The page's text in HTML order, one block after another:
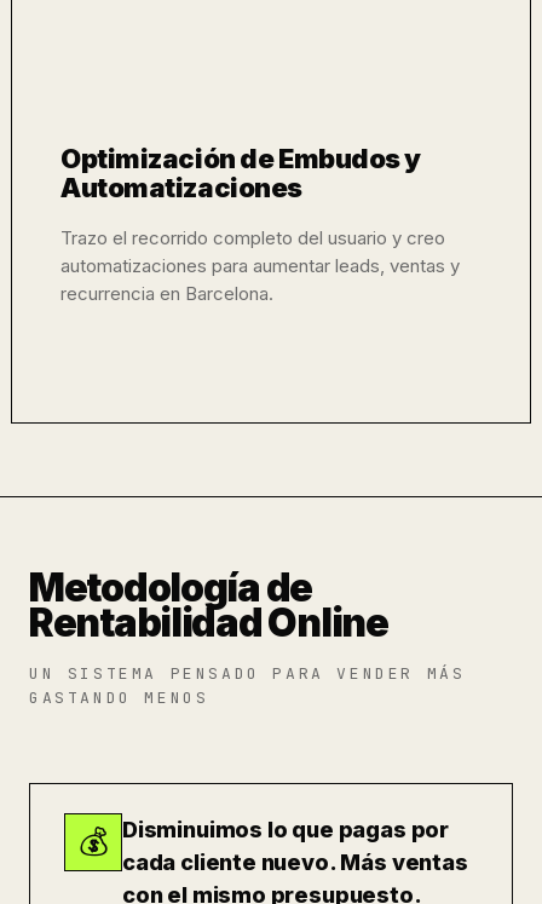
Optimización de Embudos y
Automatizaciones
Trazo el recorrido completo del usuario y creo
automatizaciones para aumentar leads, ventas y
recurrencia en Barcelona.
Metodología de
Rentabilidad Online
UN SISTEMA PENSADO PARA VENDER MÁS
GASTANDO MENOS
💰
Disminuimos lo que pagas por
cada cliente nuevo. Más ventas
con el mismo presupuesto.